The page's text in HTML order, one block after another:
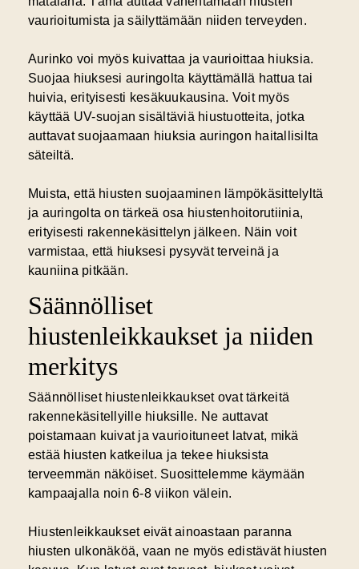
vaurioitumista ja säilyttämään niiden terveyden.
Aurinko voi myös kuivattaa ja vaurioittaa hiuksia.
Suojaa hiuksesi auringolta käyttämällä hattua tai
huivia, erityisesti kesäkuukausina. Voit myös
käyttää UV-suojan sisältäviä hiustuotteita, jotka
auttavat suojaamaan hiuksia auringon haitallisilta
säteiltä.
Muista, että hiusten suojaaminen lämpökäsittelyltä
ja auringolta on tärkeä osa hiustenhoitorutiinia,
erityisesti rakennekäsittelyn jälkeen. Näin voit
varmistaa, että hiuksesi pysyvät terveinä ja
kauniina pitkään.
Säännölliset
hiustenleikkaukset ja niiden
merkitys
Säännölliset hiustenleikkaukset ovat tärkeitä
rakennekäsitellyille hiuksille. Ne auttavat
poistamaan kuivat ja vaurioituneet latvat, mikä
estää hiusten katkeilua ja tekee hiuksista
terveemmän näköiset. Suosittelemme käymään
kampaajalla noin 6-8 viikon välein.
Hiustenleikkaukset eivät ainoastaan paranna
hiusten ulkonäköä, vaan ne myös edistävät hiusten